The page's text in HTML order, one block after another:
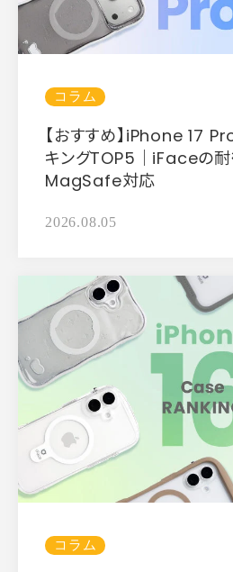
コラム
【おすすめ】iPhone 17
キングTOP5｜iFaceの耐
MagSafe対応
2026.08.05
コラム